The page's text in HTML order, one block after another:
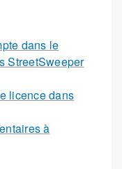
dans le
StreetSweeper
licence dans
à